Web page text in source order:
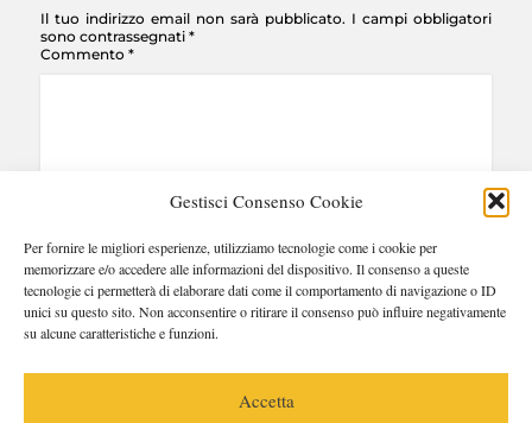
Gestisci Consenso Cookie
Per fornire le migliori esperienze, utilizziamo tecnologie come i cookie per
memorizzare e/o accedere alle informazioni del dispositivo. Il consenso a queste
tecnologie ci permetterà di elaborare dati come il comportamento di navigazione o ID
unici su questo sito. Non acconsentire o ritirare il consenso può influire negativamente
su alcune caratteristiche e funzioni.
Accetta
Il tuo indirizzo email non sarà pubblicato. I campi obbligatori
sono contrassegnati *
Commento *
Nome* Email* Sito web
Questo sito utilizza Akismet per ridurre lo spam.